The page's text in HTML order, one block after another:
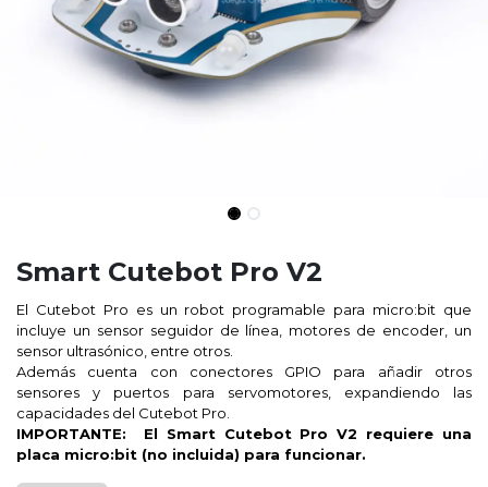
Smart Cutebot Pro V2
El Cutebot Pro es un robot programable para micro:bit que
incluye un sensor seguidor de línea, motores de encoder, un
sensor ultrasónico, entre otros.
Además cuenta con conectores GPIO para añadir otros
sensores y puertos para servomotores, expandiendo las
capacidades del Cutebot Pro.
IMPORTANTE: El Smart Cutebot Pro V2 requiere una
placa micro:bit (no incluida) para funcionar.